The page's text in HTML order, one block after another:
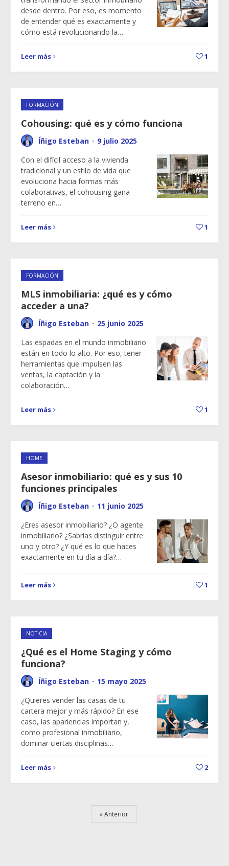
desde dentro. Por eso, es momento
de entender qué es exactamente y
cómo está revolucionando la…
Leer más 1
FORMACIÓN
Cohousing: qué es y cómo funciona
Íñigo Esteban · 9 julio 2025
Con el difícil acceso a la vivienda
tradicional y un estilo de vida que
evoluciona hacia formas más
colaborativas, el cohousing gana
terreno en…
Leer más 1
FORMACIÓN
MLS inmobiliaria: ¿qué es y cómo
acceder a una?
Íñigo Esteban · 25 junio 2025
Las espadas en el mundo inmobiliario
están en todo lo alto. Por eso, tener
herramientas que impulsen las
ventas, la captación y la
colaboración…
Leer más 1
HOME
Asesor inmobiliario: qué es y sus 10
funciones principales
Íñigo Esteban · 11 junio 2025
¿Eres asesor inmobiliario? ¿O agente
inmobiliario? ¿Sabrías distinguir entre
uno y otro? ¿Y qué es lo que haces
exactamente en tu día a día?…
Leer más 1
NOTICIA
¿Qué es el Home Staging y cómo
funciona?
Íñigo Esteban · 15 mayo 2025
¿Quieres vender las casas de tu
cartera mejor y más rápido? En ese
caso, las apariencias importan y,
como profesional inmobiliario,
dominar ciertas disciplinas…
Leer más 2
Anterior